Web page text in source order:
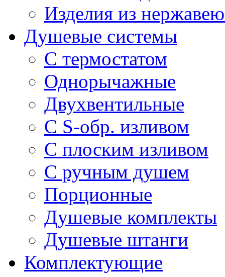
Изделия из
Душевые системы
С термостатом
Однорычажные
Двухвентильные
С S-обр. изливом
С плоским изливом
С ручным душем
Порционные
Душевые комплекты
Душевые штанги
Комплектующие